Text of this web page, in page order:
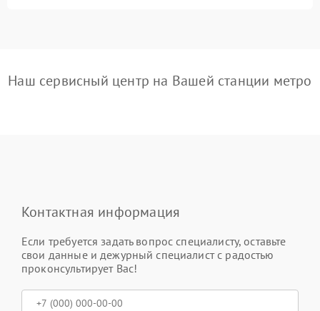
Наш сервисный центр на Вашей станции метро
Контактная информация
Если требуется задать вопрос специалисту, оставьте
свои данные и дежурный специалист с радостью
проконсультирует Вас!